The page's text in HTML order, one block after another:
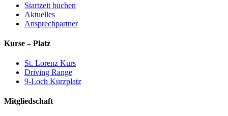
Startzeit buchen
Aktuelles
Ansprechpartner
Kurse – Platz
St. Lorenz Kurs
Driving Range
9-Loch Kurzplatz
Mitgliedschaft